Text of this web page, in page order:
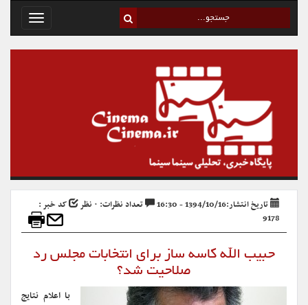
Toggle
تاریخ انتشار:1394/10/16 - 16:30 تعداد نظرات: ۰ نظر
کد خبر :
9178
حبیب الله کاسه ساز برای انتخابات مجلس رد
صلاحیت شد؟
با اعلام نتایج